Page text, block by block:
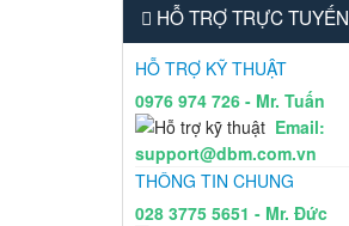
HỖ TRỢ TRỰC TUYẾN
HỖ TRỢ KỸ THUẬT
0976 974 726 - Mr. Tuấn
Email:
support@dbm.com.vn
THÔNG TIN CHUNG
028 3775 5651 - Mr. Đức